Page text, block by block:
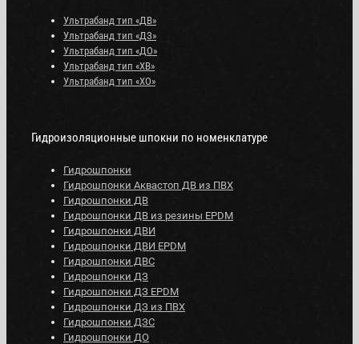
Ультрабанд тип «ДВ»
Ультрабанд тип «ДЗ»
Ультрабанд тип «ДО»
Ультрабанд тип «ХВ»
Ультрабанд тип «ХО»
Гидроизоляционные шпокни по номенклатуре
Гидрошпонки
Гидрошпонки Аквастоп ДВ из ПВХ
Гидрошпонки ДВ
Гидрошпонки ДВ из резины EPDM
Гидрошпонки ДВИ
Гидрошпонки ДВИ EPDM
Гидрошпонки ДВС
Гидрошпонки ДЗ
Гидрошпонки ДЗ EPDM
Гидрошпонки ДЗ из ПВХ
Гидрошпонки ДЗС
Гидрошпонки ДО